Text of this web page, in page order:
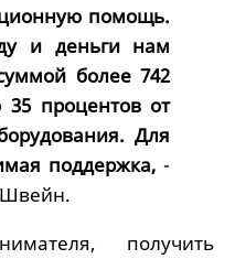
помощь.
и деньги нам
более 742
35 процентов от
Для
поддержка,-
Швейн.
получить